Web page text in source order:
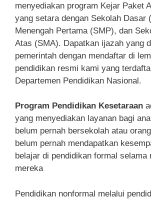
menyediakan program Kejar Paket
yang setara dengan Sekolah Dasar
Menengah Pertama (SMP), dan
Atas (SMA). Dapatkan ijazah yang
pemerintah dengan mendaftar di
pendidikan resmi kami yang
Departemen Pendidikan Nasional.
Program Pendidikan Kesetaraan
yang menyediakan layanan bagi
belum pernah bersekolah atau
belum pernah mendapatkan
belajar di pendidikan formal selama
mereka
Pendidikan nonformal melalui